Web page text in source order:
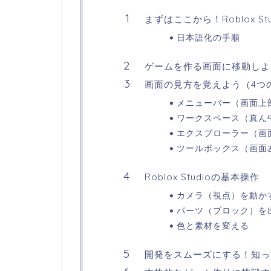
まずはここから！Roblox
日本語化の手順
ゲームを作る画面に移動し
画面の見方を覚えよう（4つ
メニューバー（画面上
ワークスペース（真ん
エクスプローラー（画
ツールボックス（画面
Roblox Studioの基本操作
カメラ（視点）を動か
パーツ（ブロック）を
色と素材を変える
開発をスムーズにする！知